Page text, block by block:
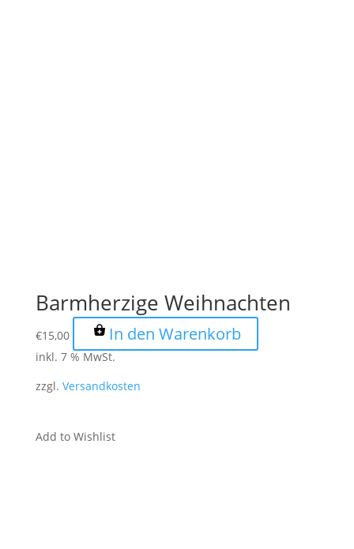
Barmherzige Weihnachten
€15,00 In den Warenkorb
inkl. 7 % MwSt.
zzgl. Versandkosten
Add to Wishlist